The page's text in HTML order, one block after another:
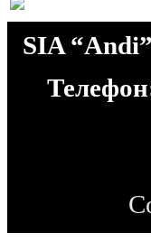
SIA “Andi”